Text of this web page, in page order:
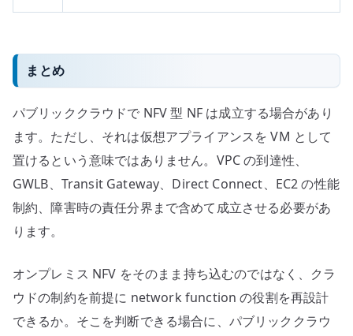
まとめ
パブリッククラウドで NFV 型 NF は成立する場合があり
ます。ただし、それは仮想アプライアンスを VM として
置けるという意味ではありません。VPC の到達性、
GWLB、Transit Gateway、Direct Connect、EC2 の性能
制約、障害時の責任分界まで含めて成立させる必要があ
ります。
オンプレミス NFV をそのまま持ち込むのではなく、クラ
ウドの制約を前提に network function の役割を再設計
できるか。そこを判断できる場合に、パブリッククラウ